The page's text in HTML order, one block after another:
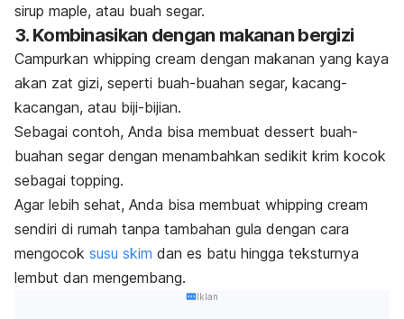
sirup maple, atau buah segar.
3. Kombinasikan dengan makanan bergizi
Campurkan whipping cream dengan makanan yang kaya
akan zat gizi, seperti buah-buahan segar, kacang-
kacangan, atau biji-bijian.
Sebagai contoh, Anda bisa membuat dessert buah-
buahan segar dengan menambahkan sedikit krim kocok
sebagai topping.
Agar lebih sehat, Anda bisa membuat whipping cream
sendiri di rumah tanpa tambahan gula dengan cara
mengocok susu skim dan es batu hingga teksturnya
lembut dan mengembang.
Iklan